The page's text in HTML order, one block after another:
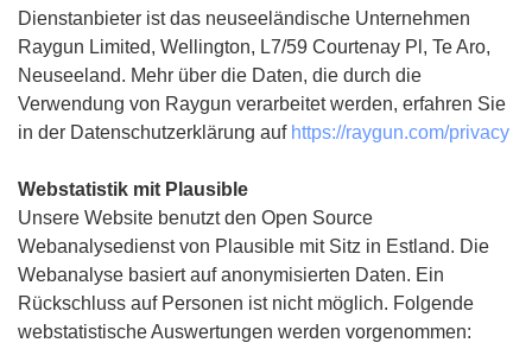
Dienstanbieter ist das neuseeländische Unternehmen
Raygun Limited, Wellington, L7/59 Courtenay Pl, Te Aro,
Neuseeland. Mehr über die Daten, die durch die
Verwendung von Raygun verarbeitet werden, erfahren Sie
in der Datenschutzerklärung auf https://raygun.com/privacy
Webstatistik mit Plausible
Unsere Website benutzt den Open Source
Webanalysedienst von Plausible mit Sitz in Estland. Die
Webanalyse basiert auf anonymisierten Daten. Ein
Rückschluss auf Personen ist nicht möglich. Folgende
webstatistische Auswertungen werden vorgenommen: